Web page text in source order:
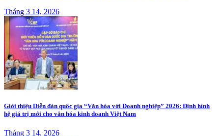
Tháng 3 14, 2026
Giới thiệu Diễn đàn quốc gia “Văn hóa với Doanh nghiệp” 2026: Định hình
hệ giá trị mới cho văn hóa kinh doanh Việt Nam
Tháng 3 14, 2026